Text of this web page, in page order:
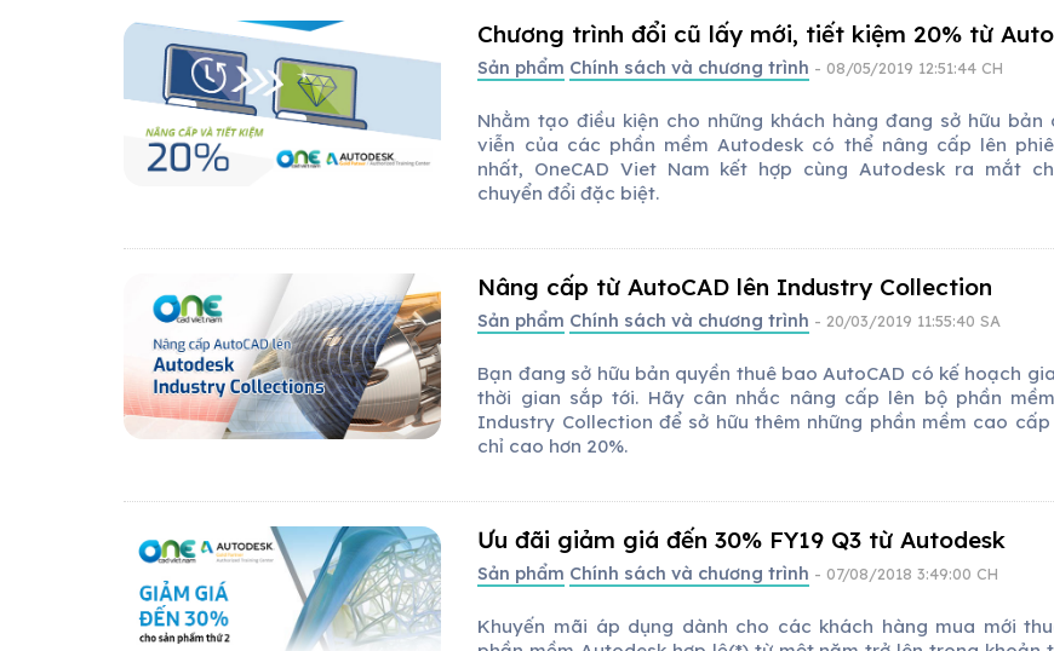
Chương trình đổi cũ lấy mới, tiết kiệm 20% từ
Sản phẩm Chính sách và chương trình - 08/05/2019 12:51:44 CH
Nhằm tạo điều kiện cho những khách hàng đang sở hữu bản
viễn của các phần mềm Autodesk có thể nâng cấp lên
nhất, OneCAD Viet Nam kết hợp cùng Autodesk ra mắt
chuyển đổi đặc biệt.
Nâng cấp từ AutoCAD lên Industry Collection
Sản phẩm Chính sách và chương trình - 20/03/2019 11:55:40 SA
Bạn đang sở hữu bản quyền thuê bao AutoCAD có kế hoạch
thời gian sắp tới. Hãy cân nhắc nâng cấp lên bộ phần
Industry Collection để sở hữu thêm những phần mềm cao
chỉ cao hơn 20%.
Ưu đãi giảm giá đến 30% FY19 Q3 từ Autodesk
Sản phẩm Chính sách và chương trình - 07/08/2018 3:49:00 CH
Khuyến mãi áp dụng dành cho các khách hàng mua mới